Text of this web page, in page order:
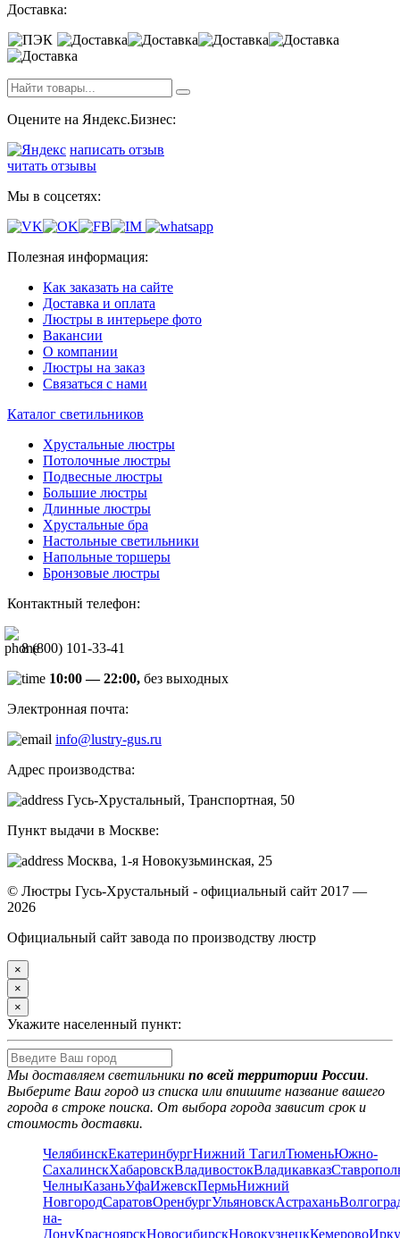
Доставка:
Оцените на Яндекс.Бизнес:
написать отзыв
читать отзывы
Мы в соцсетях:
Полезная информация:
Как заказать на сайте
Доставка и оплата
Люстры в интерьере фото
Вакансии
О компании
Люстры на заказ
Связаться с нами
Каталог светильников
Хрустальные люстры
Потолочные люстры
Подвесные люстры
Большие люстры
Длинные люстры
Хрустальные бра
Настольные светильники
Напольные торшеры
Бронзовые люстры
Контактный телефон:
8 (800) 101-33-41
10:00 — 22:00, без выходных
Электронная почта:
info@lustry-gus.ru
Адрес производства:
Гусь-Хрустальный, Транспортная, 50
Пункт выдачи в Москве:
Москва, 1-я Новокузьминская, 25
© Люстры Гусь-Хрустальный - официальный сайт 2017 —
2026
Официальный сайт завода по производству люстр
×
×
×
Укажите населенный пункт:
Мы доставляем светильники по всей территории России.
Выберите Ваш город из списка или впишите название вашего
города в строке поиска. От выбора города зависит срок и
стоимость доставки.
ЧелябинскЕкатеринбургНижний ТагилТюменьЮжно-
СахалинскХабаровскВладивостокВладикавказ
ЧелныКазаньУфаИжевскПермьНижний
НовгородСаратовОренбургУльяновскАстрахань
на-
ДонуКрасноярскНовосибирскНовокузнецкКемерово